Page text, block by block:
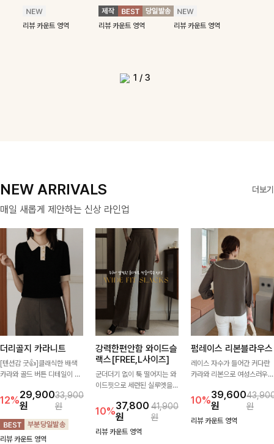
스러운 무드를 완성해준답
니다 🤍
리뷰 카운트 영역
을 더욱 깔끔하게 잡아주는
블라우스예요 :)
리뷰 카운트 영역 리뷰 카운트 영역
게 매치되는 데일리 니트랍
니다
리뷰 카운트 영역
어 주는 7부 니트입니다 ~
리뷰 카운트 영역
리뷰 카운트 영역
풍성하게 퍼지는 롱스커트가
론, 단품으로도 다양하게 활
원
주는 아이템 🤍 따로 또 같
이 활용하기 좋아 실용적이
며, 스트링 디테일로 다양한
원
원
립니다💕 잔잔한 링클 텍스
처 소재와 편안한 허리밴딩
으로 하루 종일 산뜻하고 쾌
리뷰 카운트 영역
1 / 3
NEW ARRIVALS 더보기
매일 새롭게 제안하는 신상 라인업
더리골지 카라니트
[텐션감 굿👍]클래식한 배색
카라와 골드 버튼 디테일이 세
입니다. 세로 골지 짜임이 슬림
한 실루엣을 연출해 단정하면
서도 여성스러운 무드를 완성
해드려요.
12%29,900
원
33,900
원
리뷰 카운트 영역
강력한편안함 와이드슬
랙스[FREE,L사이즈]
군더더기 없이 툭 떨어지는 와
이드핏으로 세련된 실루엣을
끔한 디자인과 롱한 기장감으
로 다리가 길어 보이고 뒷밴딩
으로 편안하기까지-
10%37,800
원
41,900
원
리뷰 카운트 영역
펌레이스 리본블라우스
레이스 자수가 들어간 커다란
카라와 리본으로 여성스러우면
껴지는 블라우스에요🤎
10%39,600
원
원
리뷰 카운트 영역